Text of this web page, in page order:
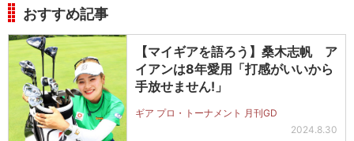
おすすめ記事
【マイギアを語ろう】桑木志帆 ア
イアンは8年愛用「打感がいいから
手放せません!」
ギア プロ・トーナメント 月刊GD
2024.8.30